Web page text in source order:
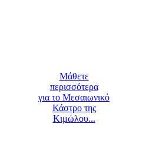
Μάθετε
περισσότερα
για το Μεσαιωνικό
Κάστρο της
Κιμώλου...